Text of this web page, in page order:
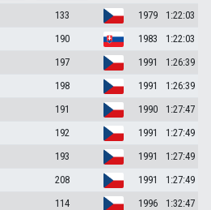
133 1979
1:22:03
190 1983
1:22:03
197 1991
1:26:39
198 1991
1:26:39
191 1990
1:27:47
192 1991
1:27:49
193 1991
1:27:49
208 1991
1:27:49
114 1996
1:32:47